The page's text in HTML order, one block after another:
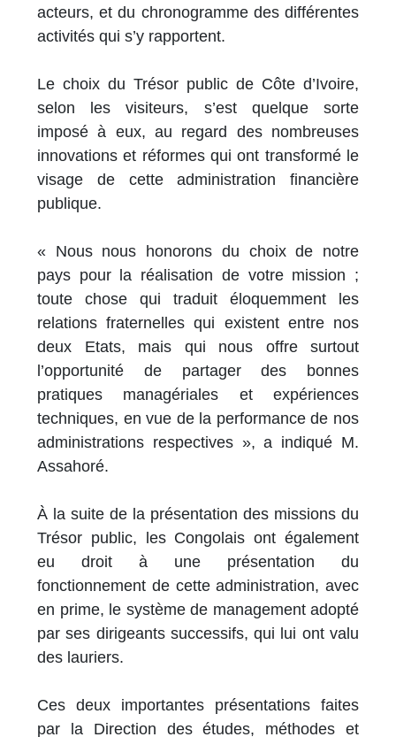
acteurs, et du chronogramme des différentes
activités qui s’y rapportent.
Le choix du Trésor public de Côte d’Ivoire,
selon les visiteurs, s’est quelque sorte
imposé à eux, au regard des nombreuses
innovations et réformes qui ont transformé le
visage de cette administration financière
publique.
« Nous nous honorons du choix de notre
pays pour la réalisation de votre mission ;
toute chose qui traduit éloquemment les
relations fraternelles qui existent entre nos
deux Etats, mais qui nous offre surtout
l’opportunité de partager des bonnes
pratiques managériales et expériences
techniques, en vue de la performance de nos
administrations respectives », a indiqué M.
Assahoré.
À la suite de la présentation des missions du
Trésor public, les Congolais ont également
eu droit à une présentation du
fonctionnement de cette administration, avec
en prime, le système de management adopté
par ses dirigeants successifs, qui lui ont valu
des lauriers.
Ces deux importantes présentations faites
par la Direction des études, méthodes et